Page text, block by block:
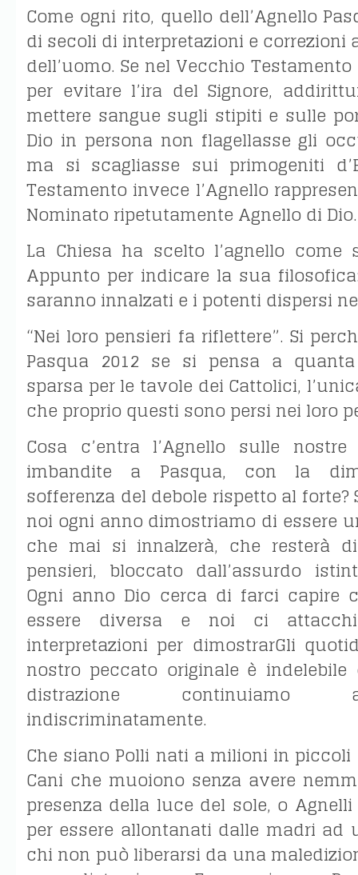
Come ogni rito, quello dell’Agnello
di secoli di interpretazioni e correzioni
dell’uomo. Se nel Vecchio
per evitare l’ira del Signore,
mettere sangue sugli stipiti e sulle
Dio in persona non flagellasse gli
ma si scagliasse sui primogeniti
Testamento invece l’Agnello
Nominato ripetutamente Agnello di Dio.
La Chiesa ha scelto l’agnello come
Appunto per indicare la sua
saranno innalzati e i potenti dispersi
“Nei loro pensieri fa riflettere”. Si
Pasqua 2012 se si pensa a
sparsa per le tavole dei Cattolici,
che proprio questi sono persi nei loro
Cosa c’entra l’Agnello sulle
imbandite a Pasqua, con la
sofferenza del debole rispetto al
noi ogni anno dimostriamo di essere
che mai si innalzerà, che resterà
pensieri, bloccato dall’assurdo
Ogni anno Dio cerca di farci capire
essere diversa e noi ci
interpretazioni per dimostrarGli
nostro peccato originale è
distrazione continuiamo
indiscriminatamente.
Che siano Polli nati a milioni in
Cani che muoiono senza avere
presenza della luce del sole, o
per essere allontanati dalle madri ad
chi non può liberarsi da una